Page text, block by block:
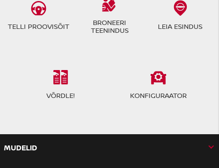
TELLI PROOVISÕIT
BRONEERI
TEENINDUS
LEIA ESINDUS
VÕRDLE! KONFIGURAATOR
MUDELID